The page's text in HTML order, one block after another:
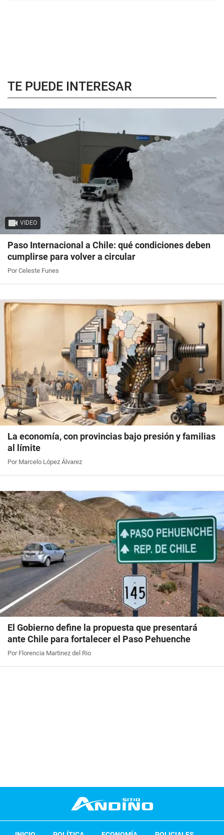
TE PUEDE INTERESAR
VIDEO
Paso Internacional a Chile: qué condiciones deben
cumplirse para volver a circular
Por Celeste Funes
La economía, con provincias bajo presión y familias
al límite
Por Marcelo López Álvarez
El Gobierno define la propuesta que presentará
ante Chile para fortalecer el Paso Pehuenche
Por Florencia Martinez del Rio